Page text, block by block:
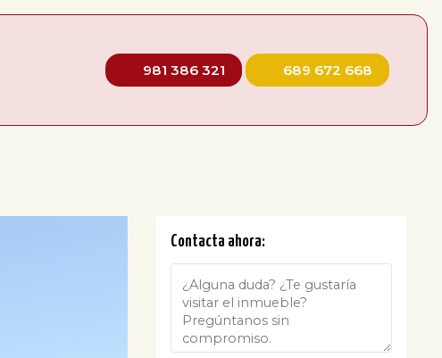
981 386 321 689 672 668
Contacta ahora: